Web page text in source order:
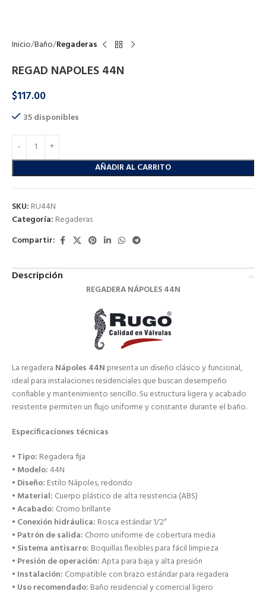
Inicio Baño Regaderas
REGAD NAPOLES 44N
$117.00
35 disponibles
AÑADIR AL CARRITO
SKU: RU44N
Categoría: Regaderas
Compartir:
Descripción
REGADERA NÁPOLES 44N
La regadera Nápoles 44N presenta un diseño clásico y funcional,
ideal para instalaciones residenciales que buscan desempeño
confiable y mantenimiento sencillo. Su estructura ligera y acabado
resistente permiten un flujo uniforme y constante durante el baño.
Especificaciones técnicas
• Tipo: Regadera fija
• Modelo: 44N
• Diseño: Estilo Nápoles, redondo
• Material: Cuerpo plástico de alta resistencia (ABS)
•Acabado: Cromo brillante
• Conexión hidráulica: Rosca estándar 1/2″
• Patrón de salida: Chorro uniforme de cobertura media
• Sistema antisarro: Boquillas flexibles para fácil limpieza
• Presión de operación:Apta para baja y alta presión
• Instalación: Compatible con brazo estándar para regadera
• Uso recomendado: Baño residencial y comercial ligero